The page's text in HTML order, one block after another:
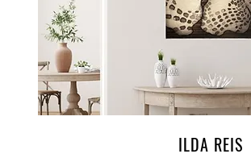
ILDA REIS